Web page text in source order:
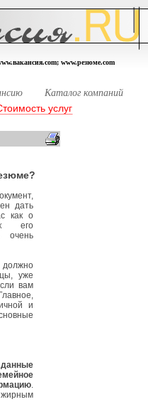
www.резюме.com
Каталог компаний
услуг
дать
как о
к его
очень
уже
вам
и
данные
.